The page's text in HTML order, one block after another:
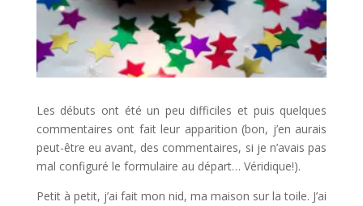
Les débuts ont été un peu difficiles et puis quelques
commentaires ont fait leur apparition (bon, j’en aurais
peut-être eu avant, des commentaires, si je n’avais pas
mal configuré le formulaire au départ… Véridique!).
Petit à petit, j’ai fait mon nid, ma maison sur la toile. J’ai